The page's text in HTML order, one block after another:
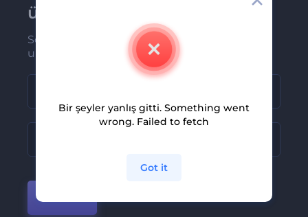
üye olun
Son haber ve tekliflerimiz ilk olarak size
ulaşsın
Bir şeyler yanlış gitti. Something went
wrong. Failed to fetch
Got it